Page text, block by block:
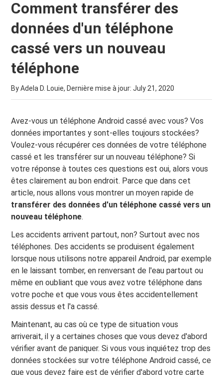
Comment transférer des
données d'un téléphone
cassé vers un nouveau
téléphone
By Adela D. Louie, Dernière mise à jour:July 21, 2020
Avez-vous un téléphone Android cassé avec vous? Vos
données importantes y sont-elles toujours stockées?
Voulez-vous récupérer ces données de votre téléphone
cassé et les transférer sur un nouveau téléphone? Si
votre réponse à toutes ces questions est oui, alors vous
êtes clairement au bon endroit. Parce que dans cet
article, nous allons vous montrer un moyen rapide de
transférer des données d'un téléphone cassé vers un
nouveau téléphone.
Les accidents arrivent partout, non? Surtout avec nos
téléphones. Des accidents se produisent également
lorsque nous utilisons notre appareil Android, par exemple
en le laissant tomber, en renversant de l'eau partout ou
même en oubliant que vous avez votre téléphone dans
votre poche et que vous vous êtes accidentellement
assis dessus et l'a cassé.
Maintenant, au cas où ce type de situation vous
arriverait, il y a certaines choses que vous devez d'abord
vérifier avant de paniquer. Si vous vous inquiétez trop des
données stockées sur votre téléphone Android cassé, ce
que vous devez faire est de vérifier d'abord votre carte